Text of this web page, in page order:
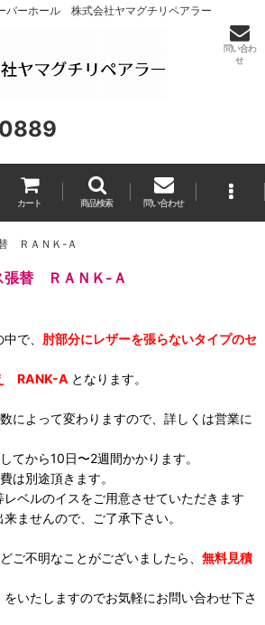
バーホール 株式会社ヤマグチリペアラー
問い合わ
せ
カート 商品検索 問い合わせ
ＲＡＮＫ-Ａ
張替 ＲＡＮＫ-Ａ
で、 肘部分にレザーを張らないタイプのセ
RANK-A となります。
って変わりますので、詳しくは営業に
ら10日〜2週間かかります。
別途頂きます。
のイスをご用意させていただきます
ませんので、ご了承下さい。
明なことがございましたら、 無料見積
でお気軽にお問い合わせ下さ